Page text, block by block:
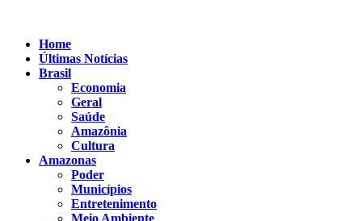
Home
Últimas Notícias
Brasil
Economia
Geral
Saúde
Amazônia
Cultura
Amazonas
Poder
Municípios
Entretenimento
Meio Ambiente